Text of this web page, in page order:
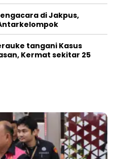
di Jakpus,
tangani Kasus
Kermat sekitar 25